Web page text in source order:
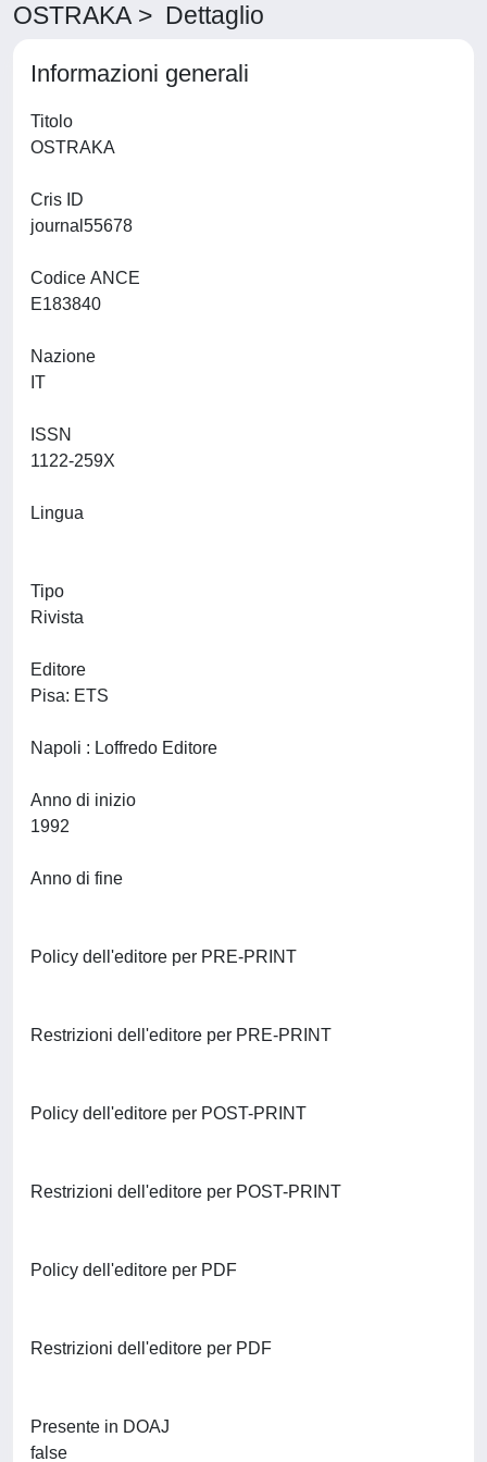
OSTRAKA > Dettaglio
Informazioni generali
Titolo
Cris ID
Codice ANCE
Nazione
ISSN
Lingua
Tipo
Rivista
Editore
Pisa: ETS
Anno di inizio
Anno di fine
Policy dell'editore per PRE-PRINT
Restrizioni dell'editore per PRE-PRINT
Policy dell'editore per POST-PRINT
Restrizioni dell'editore per POST-PRINT
Policy dell'editore per PDF
Restrizioni dell'editore per PDF
Presente in DOAJ